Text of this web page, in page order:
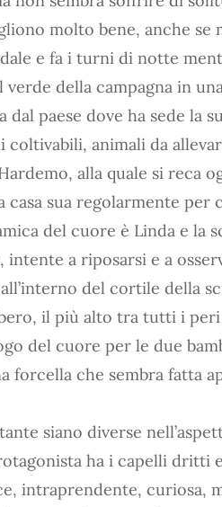
molto bene, anche se
e fa i turni di notte
verde della campagna in
dal paese dove ha sede la
animali da
alla quale si reca
casa sua regolarmente
del cuore è Linda e la
a riposarsi e a
del cortile della
il più alto tra tutti i
del cuore per le due
forcella che sembra fatta
siano diverse
ha i capelli dritti
intraprendente, curiosa,